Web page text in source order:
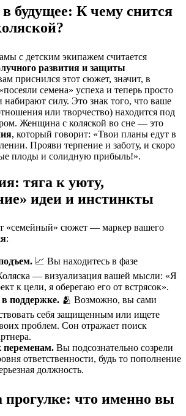
будущее: К чему снится
с детским экипажем считается
развития и защиты
приснился этот сюжет, значит, в
семена» успеха и теперь просто
набирают силу. Это знак того, что ваше
или творчество) находится под
Женщина с коляской во сне — это
, который говорит: «Твои планы едут в
Прояви терпение и заботу, и скоро
плоды и солидную прибыль!».
тяга к уюту,
идеи и инстинкты
«семейный» сюжет — маркер вашего
:
📈 Вы находитесь в фазе
— визуализация вашей мысли: «Я
к цели, я оберегаю его от встрясок».
поддержке. 🫂 Возможно, вы сами
себя защищенным или ищете
проблем. Сон отражает поиск
переменам. Вы подсознательно созрели
ответственности, будь то пополнение
должность.
прогулке: что именно вы